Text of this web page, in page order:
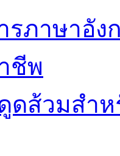
รภาษาอั
ชีพ
ดส้วมสำ